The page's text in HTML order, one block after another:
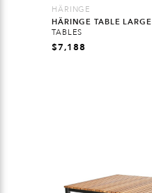
HÄRINGE
HÄRINGE TABLE LARGE
TABLES
$7,188